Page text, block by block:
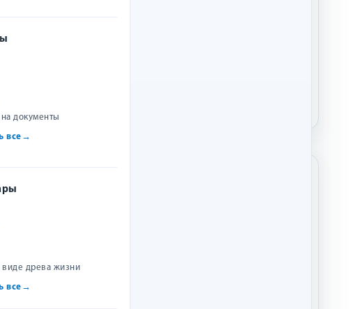
документы
все →
виде древа жизни
все →